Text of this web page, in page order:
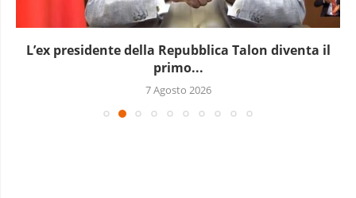
L’ex presidente della Repubblica Talon diventa il
primo...
7 Agosto 2026